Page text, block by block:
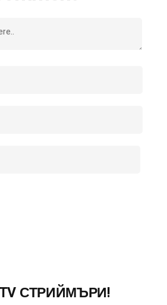
СТРИЙМЪРИ!